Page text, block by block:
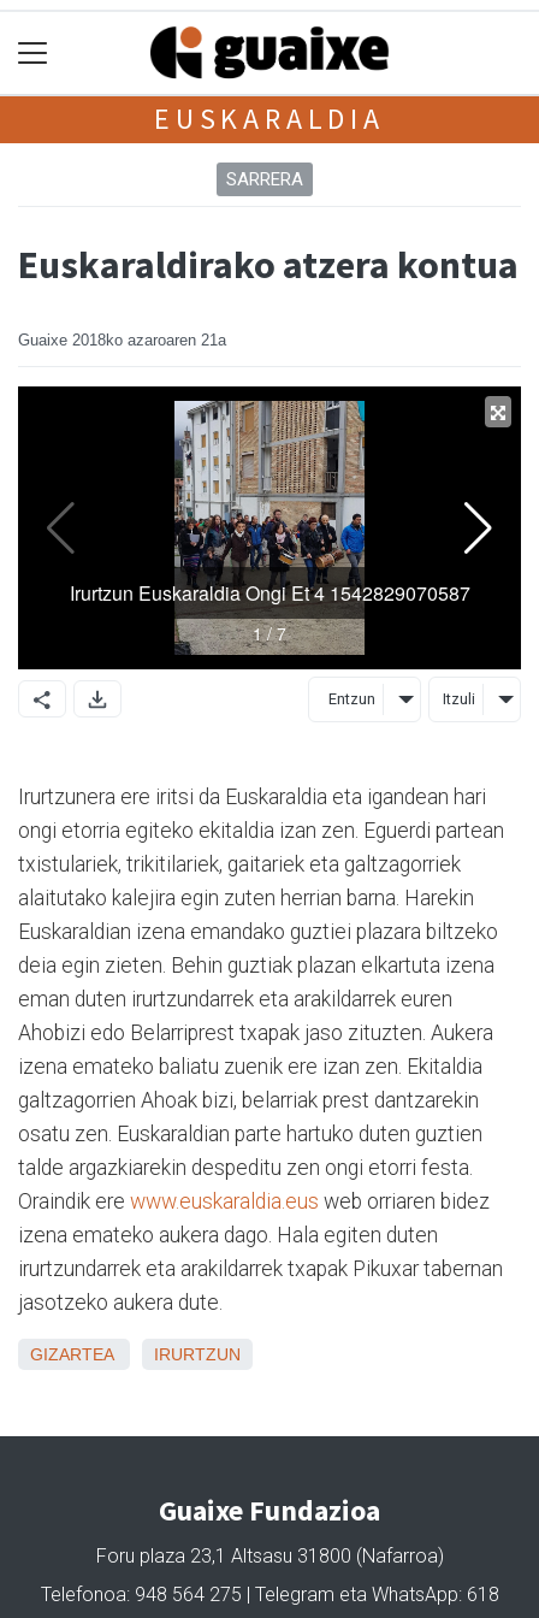
EUSKARALDIA
SARRERA
Euskaraldirako atzera kontua
Guaixe 2018ko azaroaren 21a
Entzun Itzuli
Irurtzunera ere iritsi da Euskaraldia eta igandean hari
ongi etorria egiteko ekitaldia izan zen. Eguerdi partean
txistulariek, trikitilariek, gaitariek eta galtzagorriek
alaitutako kalejira egin zuten herrian barna. Harekin
Euskaraldian izena emandako guztiei plazara biltzeko
deia egin zieten. Behin guztiak plazan elkartuta izena
eman duten irurtzundarrek eta arakildarrek euren
Ahobizi edo Belarriprest txapak jaso zituzten. Aukera
izena emateko baliatu zuenik ere izan zen. Ekitaldia
galtzagorrien Ahoak bizi, belarriak prest dantzarekin
osatu zen. Euskaraldian parte hartuko duten guztien
talde argazkiarekin despeditu zen ongi etorri festa.
Oraindik ere www.euskaraldia.eus web orriaren bidez
izena emateko aukera dago. Hala egiten duten
irurtzundarrek eta arakildarrek txapak Pikuxar tabernan
jasotzeko aukera dute.
GIZARTEA IRURTZUN
Guaixe Fundazioa
Foru plaza 23,1 Altsasu 31800 (Nafarroa)
Telefonoa: 948 564 275 | Telegram eta WhatsApp: 618